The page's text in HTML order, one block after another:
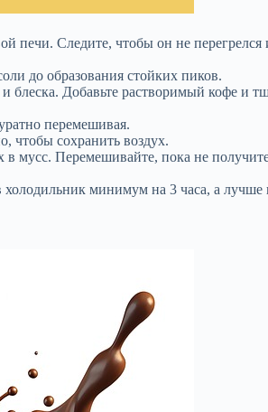
печи. Следите, чтобы он не перегрелся
до образования стойких пиков.
блеска. Добавьте растворимый кофе и
перемешивая.
чтобы сохранить воздух.
в мусс. Перемешивайте, пока не
минимум на 3 часа, а лучше